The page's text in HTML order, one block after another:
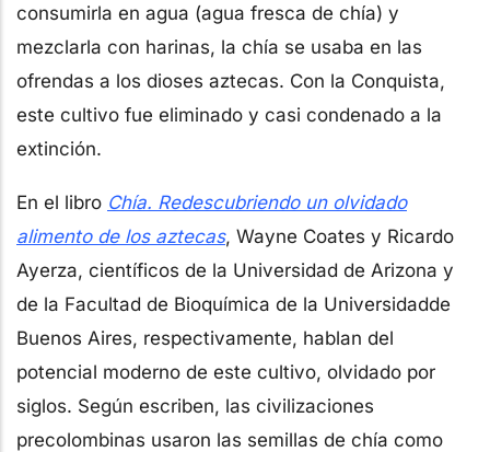
consumirla en agua (agua fresca de chía) y
mezclarla con harinas, la chía se usaba en las
ofrendas a los dioses aztecas. Con la Conquista,
este cultivo fue eliminado y casi condenado a la
extinción.
En el libro Chía. Redescubriendo un olvidado
alimento de los aztecas, Wayne Coates y Ricardo
Ayerza, científicos de la Universidad de Arizona y
de la Facultad de Bioquímica de la Universidadde
Buenos Aires, respectivamente, hablan del
potencial moderno de este cultivo, olvidado por
siglos. Según escriben, las civilizaciones
precolombinas usaron las semillas de chía como